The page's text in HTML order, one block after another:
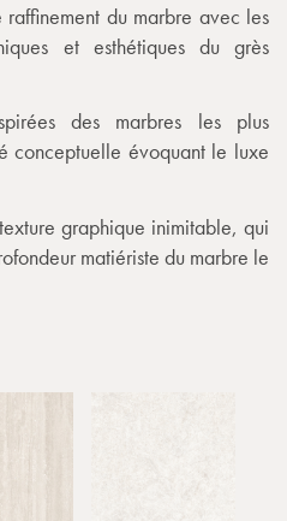
du marbre avec les
et esthétiques du grès
des marbres les plus
conceptuelle évoquant le luxe
graphique inimitable, qui
matiériste du marbre le